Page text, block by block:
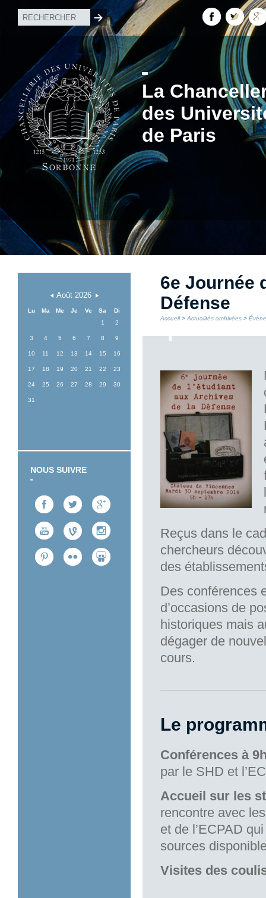
La
des
de Paris
Août2026
Lu Ma Me Je Ve Sa
Di
1
2
3 4 5 6 7 8 9
10 11 12 13 14 15 16
17 18 19 20 21 22 23
24 25 26 27 28 29 30
31
NOUS SUIVRE
6e Journée
Défense
Accueil> Actualités archivées >
Reçus dans le
chercheurs
des
Des conférences
d’occasions de
historiques mais
dégager de
cours.
Le
Conférences à
par le SHD et
Accueil sur les
rencontre avec
et de l’ECPAD
sources
Visites des